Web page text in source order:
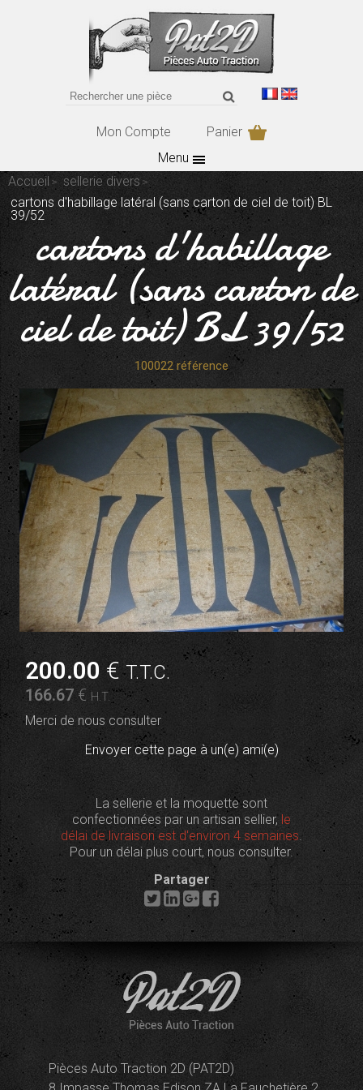
Mon Compte
Panier
Menu
Accueil
sellerie divers
cartons d'habillage latéral (sans carton de ciel de toit) BL
39/52
cartons d'habillage
latéral (sans carton de
ciel de toit) BL 39/52
100022 référence
200.00 €T.T.C.
166.67 € H.T.
Merci de nous consulter
Envoyer cette page à un(e) ami(e)
La sellerie et la moquette sont
confectionnées par un artisan sellier, le
délai de livraison est d'environ 4 semaines.
Pour un délai plus court, nous consulter.
Partager
Pièces Auto Traction 2D (PAT2D)